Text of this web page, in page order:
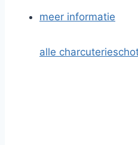
meer informatie
alle